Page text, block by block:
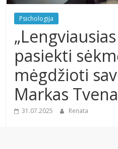
Psichologija
pasiekti
mėgdžioti
Markas
31.07.2025 Renata